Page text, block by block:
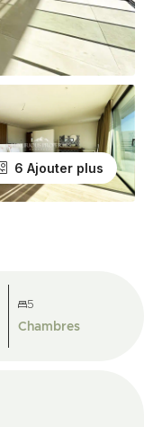
6 Ajouter plus
5
Chambres